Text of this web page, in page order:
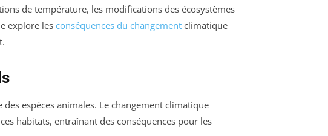
de température, les modifications des écosystèmes
explore les conséquences du changement climatique
espèces animales. Le changement climatique
habitats, entraînant des conséquences pour les